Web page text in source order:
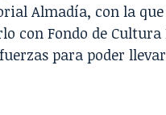
Almadía, con la
con Fondo de
para poder